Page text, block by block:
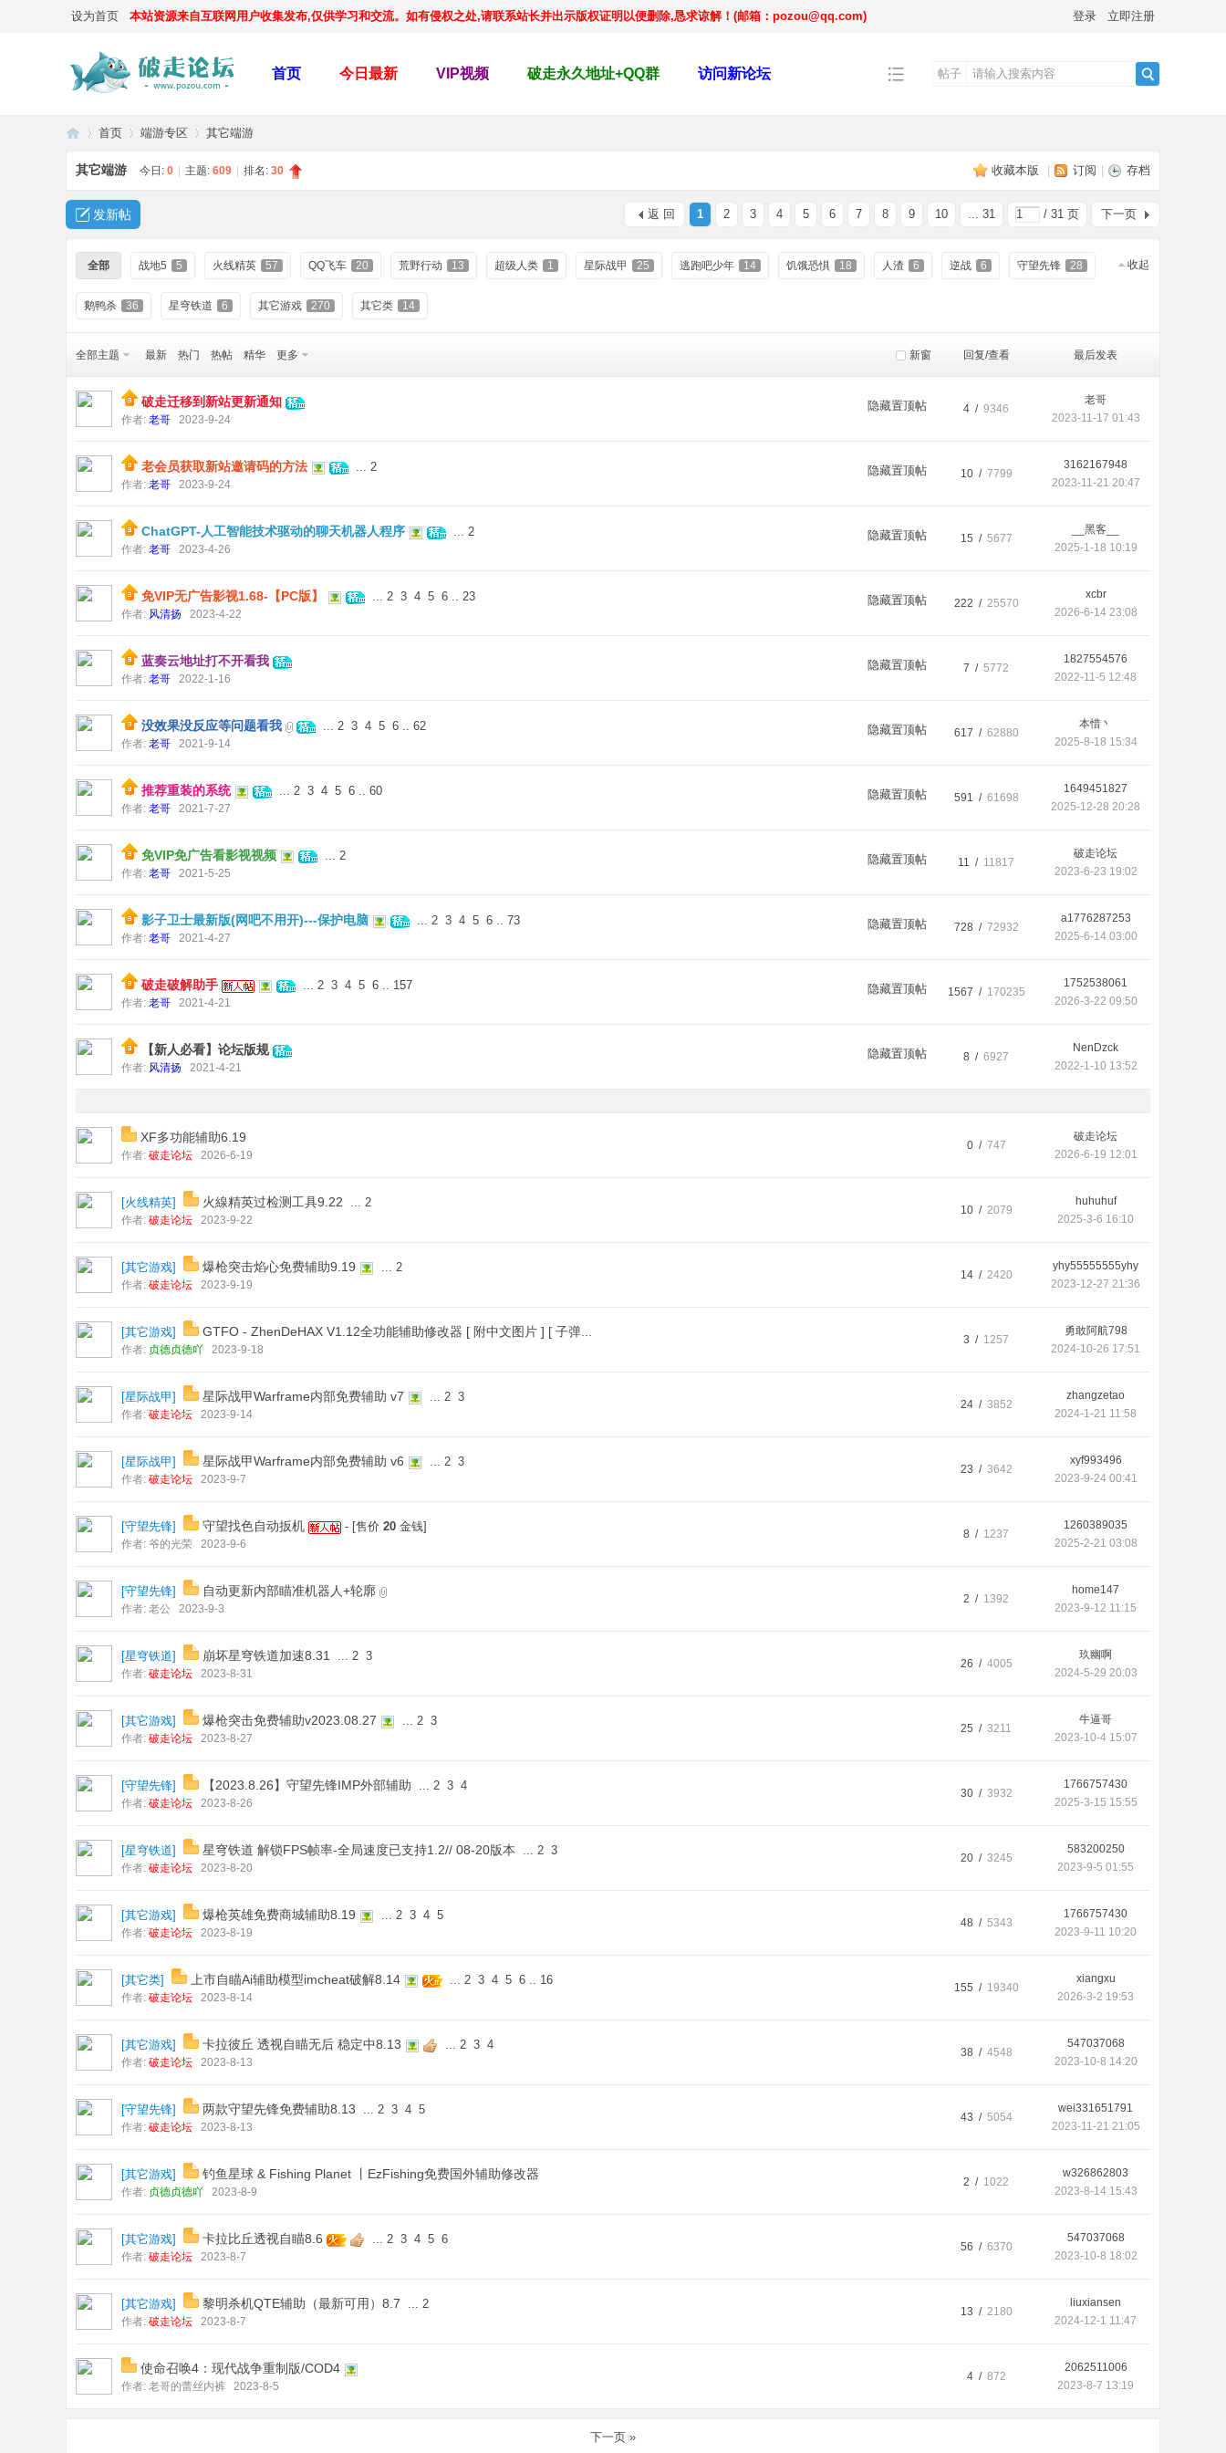
设为首页 本站资源来自互联网用户收集发布,仅供学习和交流。如有侵权之处,请联系站长并出示版权证明以便删除,恳求谅解！(邮箱：pozou@qq.com) 登录 立即注册
首页 今日最新 VIP视频 破走永久地址+QQ群 访问新论坛
帖子
索
破
走
»
首页
›
端游专区 其它端游
收藏本版 订阅 存档
其它端游 今日: 0 主题: 609 排名: 30
1 2 3 4 5 6 7 8 9 10 ... 31 / 31 页 下一页
返 回
发新帖
收起
全部 战地5 5 火线精英 57 QQ飞车 20 荒野行动 13 超级人类 1 星际战甲 25 逃跑吧少年 14 饥饿恐惧 18 人渣 6 逆战 6 守望先锋 28
鹅鸭杀 36 星穹铁道 6 其它游戏 270 其它类 14
新窗
全部主题 最新 热门 热帖 精华 更多 回复/查看 最后发表
隐藏置顶帖
破走迁移到新站更新通知
作者: 老哥 2023-9-24
4 / 9346
老哥
2023-11-17 01:43
隐藏置顶帖
老会员获取新站邀请码的方法 ... 2
作者: 老哥 2023-9-24
10 / 7799
3162167948
2023-11-21 20:47
隐藏置顶帖
ChatGPT-人工智能技术驱动的聊天机器人程序 ... 2
作者: 老哥 2023-4-26
15 / 5677
__黑客__
2025-1-18 10:19
隐藏置顶帖
免VIP无广告影视1.68-【PC版】 ... 2 3 4 5 6 .. 23
作者: 风清扬 2023-4-22
222 / 25570
xcbr
2026-6-14 23:08
隐藏置顶帖
蓝奏云地址打不开看我
作者: 老哥 2022-1-16
7 / 5772
1827554576
2022-11-5 12:48
隐藏置顶帖
没效果没反应等问题看我 ... 2 3 4 5 6 .. 62
作者: 老哥 2021-9-14
617 / 62880
本惜丶
2025-8-18 15:34
隐藏置顶帖
推荐重装的系统 ... 2 3 4 5 6 .. 60
作者: 老哥 2021-7-27
591 / 61698
1649451827
2025-12-28 20:28
隐藏置顶帖
免VIP免广告看影视视频 ... 2
作者: 老哥 2021-5-25
11 / 11817
破走论坛
2023-6-23 19:02
隐藏置顶帖
影子卫士最新版(网吧不用开)---保护电脑 ... 2 3 4 5 6 .. 73
作者: 老哥 2021-4-27
728 / 72932
a1776287253
2025-6-14 03:00
隐藏置顶帖
破走破解助手 ... 2 3 4 5 6 .. 157
作者: 老哥 2021-4-21
1567 / 170235
1752538061
2026-3-22 09:50
隐藏置顶帖
【新人必看】论坛版规
作者: 风清扬 2021-4-21
8 / 6927
NenDzck
2022-1-10 13:52
XF多功能辅助6.19
作者: 破走论坛 2026-6-19
0 / 747
破走论坛
2026-6-19 12:01
[火线精英] 火線精英过检测工具9.22 ... 2
作者: 破走论坛 2023-9-22
10 / 2079
huhuhuf
2025-3-6 16:10
[其它游戏] 爆枪突击焰心免费辅助9.19 ... 2
作者: 破走论坛 2023-9-19
14 / 2420
yhy55555555yhy
2023-12-27 21:36
[其它游戏] GTFO - ZhenDeHAX V1.12全功能辅助修改器 [ 附中文图片 ] [ 子弹...
作者: 贞德贞德吖 2023-9-18
3 / 1257
勇敢阿航798
2024-10-26 17:51
[星际战甲] 星际战甲Warframe内部免费辅助 v7 ... 2 3
作者: 破走论坛 2023-9-14
24 / 3852
zhangzetao
2024-1-21 11:58
[星际战甲] 星际战甲Warframe内部免费辅助 v6 ... 2 3
作者: 破走论坛 2023-9-7
23 / 3642
xyf993496
2023-9-24 00:41
[守望先锋] 守望找色自动扳机 - [售价 20 金钱]
作者: 爷的光荣 2023-9-6
8 / 1237
1260389035
2025-2-21 03:08
[守望先锋] 自动更新内部瞄准机器人+轮廓
作者: 老公 2023-9-3
2 / 1392
home147
2023-9-12 11:15
[星穹铁道] 崩坏星穹铁道加速8.31 ... 2 3
作者: 破走论坛 2023-8-31
26 / 4005
玖幽啊
2024-5-29 20:03
[其它游戏] 爆枪突击免费辅助v2023.08.27 ... 2 3
作者: 破走论坛 2023-8-27
25 / 3211
牛逼哥
2023-10-4 15:07
[守望先锋] 【2023.8.26】守望先锋IMP外部辅助 ... 2 3 4
作者: 破走论坛 2023-8-26
30 / 3932
1766757430
2025-3-15 15:55
[星穹铁道] 星穹铁道 解锁FPS帧率-全局速度已支持1.2// 08-20版本 ... 2 3
作者: 破走论坛 2023-8-20
20 / 3245
583200250
2023-9-5 01:55
[其它游戏] 爆枪英雄免费商城辅助8.19 ... 2 3 4 5
作者: 破走论坛 2023-8-19
48 / 5343
1766757430
2023-9-11 10:20
[其它类] 上市自瞄Ai辅助模型imcheat破解8.14 ... 2 3 4 5 6 .. 16
作者: 破走论坛 2023-8-14
155 / 19340
xiangxu
2026-3-2 19:53
[其它游戏] 卡拉彼丘 透视自瞄无后 稳定中8.13 ... 2 3 4
作者: 破走论坛 2023-8-13
38 / 4548
547037068
2023-10-8 14:20
[守望先锋] 两款守望先锋免费辅助8.13 ... 2 3 4 5
作者: 破走论坛 2023-8-13
43 / 5054
wei331651791
2023-11-21 21:05
[其它游戏] 钓鱼星球 & Fishing Planet 丨EzFishing免费国外辅助修改器
作者: 贞德贞德吖 2023-8-9
2 / 1022
w326862803
2023-8-14 15:43
[其它游戏] 卡拉比丘透视自瞄8.6 ... 2 3 4 5 6
作者: 破走论坛 2023-8-7
56 / 6370
547037068
2023-10-8 18:02
[其它游戏] 黎明杀机QTE辅助（最新可用）8.7 ... 2
作者: 破走论坛 2023-8-7
13 / 2180
liuxiansen
2024-12-1 11:47
使命召唤4：现代战争重制版/COD4
作者: 老哥的蕾丝内裤 2023-8-5
4 / 872
2062511006
2023-8-7 13:19
下一页 »